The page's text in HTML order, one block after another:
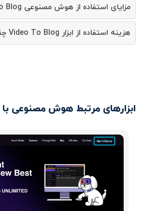
مزایای استفاده از هوش مصنوعی Video To Blog چیست؟
هزینه استفاده از ابزار Video To Blog چقدر است؟
ابزارهای مرتبط هوش مصنوعی با Video To Blog